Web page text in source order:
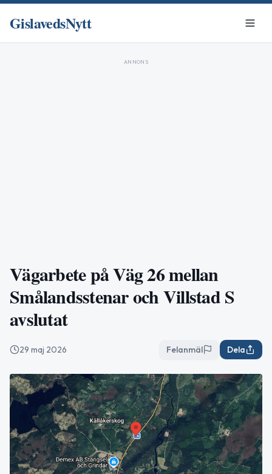
GislavedsNytt
ANNONS
Vägarbete på Väg 26 mellan
Smålandsstenar och Villstad S
avslutat
29 maj 2026 Felanmäl Dela